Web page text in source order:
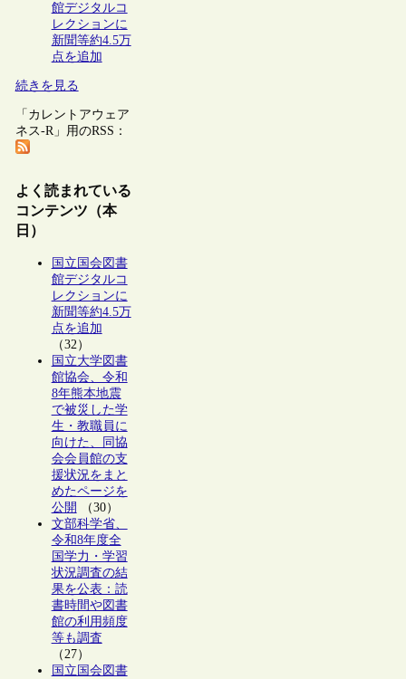
館デジタルコ
レクションに
新聞等約4.5万
点を追加
続きを見る
「カレントアウェア
ネス-R」用のRSS：
よく読まれている
コンテンツ（本
日）
国立国会図書
館デジタルコ
レクションに
新聞等約4.5万
点を追加
（32）
国立大学図書
館協会、令和
8年熊本地震
で被災した学
生・教職員に
向けた、同協
会会員館の支
援状況をまと
めたページを
公開
（30）
文部科学省、
令和8年度全
国学力・学習
状況調査の結
果を公表：読
書時間や図書
館の利用頻度
等も調査
（27）
国立国会図書